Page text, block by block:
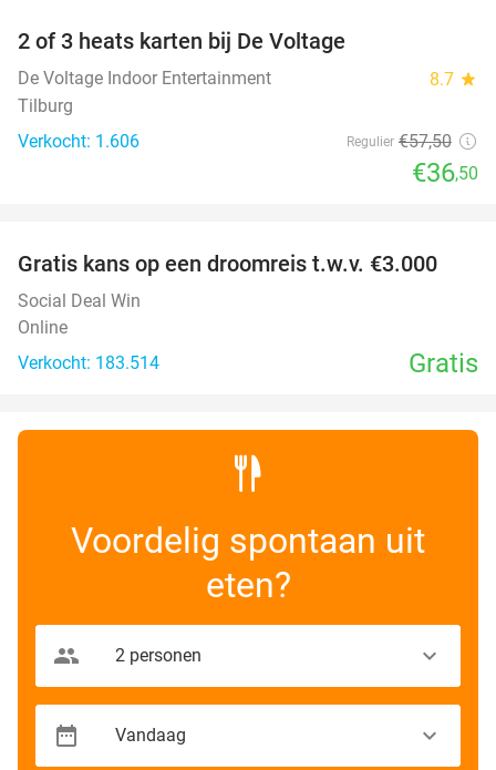
2 of 3 heats karten bij De Voltage
De Voltage Indoor Entertainment 8.7 star
Tilburg
Verkocht: 1.606
Regulier €57,50
€36,50
Gratis kans op een droomreis t.w.v. €3.000
Social Deal Win
Online
Verkocht: 183.514
Gratis
Voordelig spontaan uit
eten?